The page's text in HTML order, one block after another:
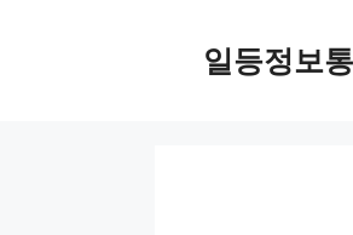
일등정보통